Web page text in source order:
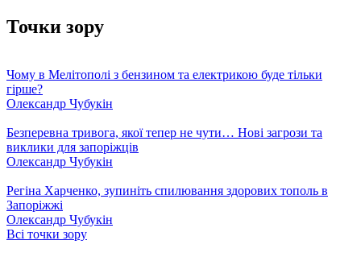
Точки зору
Чому в Мелітополі з бензином та електрикою буде тільки
гірше?
Олександр Чубукін
Безперевна тривога, якої тепер не чути… Нові загрози та
виклики для запоріжців
Олександр Чубукін
Регіна Харченко, зупиніть спилювання здорових тополь в
Запоріжжі
Олександр Чубукін
Всі точки зору